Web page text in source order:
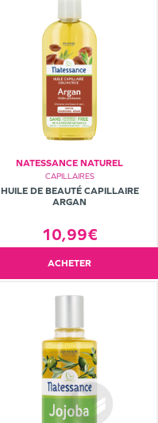
NATESSANCE NATUREL
CAPILLAIRES
HUILE DE BEAUTÉ CAPILLAIRE
ARGAN
10,99€
ACHETER